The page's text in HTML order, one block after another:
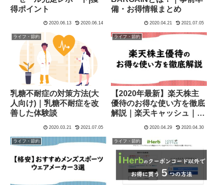
得ポイント
2020.06.13 2020.06.14
備・お得情報まとめ
2020.04.21 2021.07.05
ライフ・節約
乳糖不耐症の対策方法(大
人向け)｜乳糖不耐症を改
善した体験談
2020.03.21 2021.07.05
ライフ・節約
【2020年最新】楽天株主
優待のお得な使い方を徹底
解説｜楽天キャッシュ｜ク
2020.04.29 2020.04.30
ライフ・節約 ライフ・節約